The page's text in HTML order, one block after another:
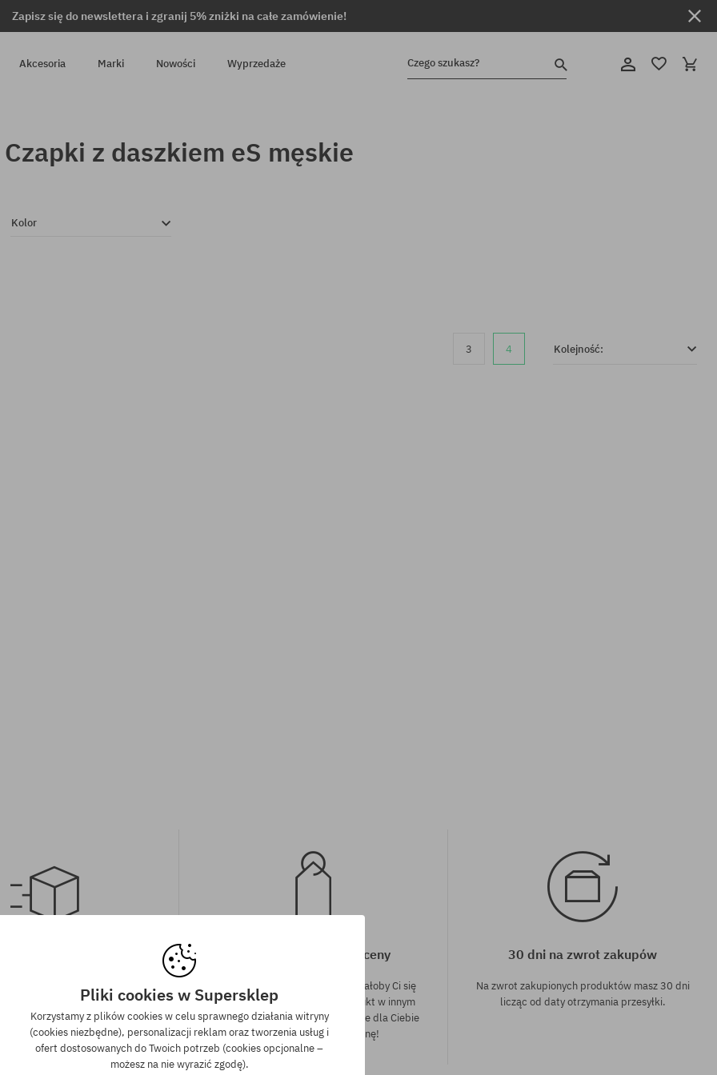
Zapisz się do newslettera i zgranij 5% zniżki na całe zamówienie!
Akcesoria Marki Nowości Wyprzedaże Czego szukasz?
Czapki z daszkiem eS męskie
Kolor
3 4 Kolejność:
zamówień powyżej 350 zł
GRATIS, niezależnie od
płatności i przewoźnika.
Gwarancja najniższej ceny
Mamy najlepsze ceny, ale jeśli udałoby Ci się
znaleźć dokładnie ten sam produkt w innym
sklepie, w niższej cenie - specjalnie dla Ciebie
również obniżymy jego cenę!
30 dni na zwrot zakupów
Na zwrot zakupionych produktów masz 30 dni
licząc od daty otrzymania przesyłki.
Pliki cookies w Supersklep
Korzystamy z plików cookies w celu sprawnego działania witryny
(cookies niezbędne), personalizacji reklam oraz tworzenia usług i
ofert dostosowanych do Twoich potrzeb (cookies opcjonalne –
możesz na nie wyrazić zgodę).